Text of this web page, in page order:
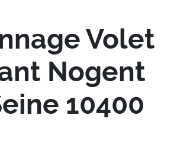
Volet
Nogent
10400